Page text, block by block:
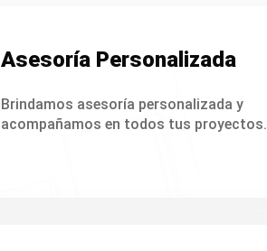
Asesoría Personalizada
Brindamos asesoría personalizada y
acompañamos en todos tus proyectos.